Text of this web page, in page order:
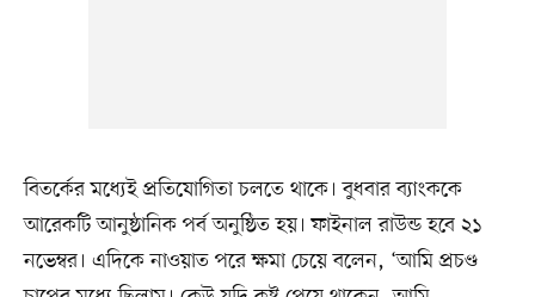
বিতর্কের মধ্যেই প্রতিযোগিতা চলতে থাকে। বুধবার ব্যাংককে
আরেকটি আনুষ্ঠানিক পর্ব অনুষ্ঠিত হয়। ফাইনাল রাউন্ড হবে ২১
নভেম্বর। এদিকে নাওয়াত পরে ক্ষমা চেয়ে বলেন, ‘আমি প্রচণ্ড